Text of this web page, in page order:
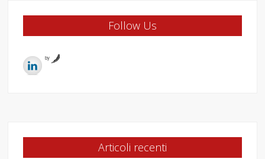
Follow Us
by
Articoli recenti